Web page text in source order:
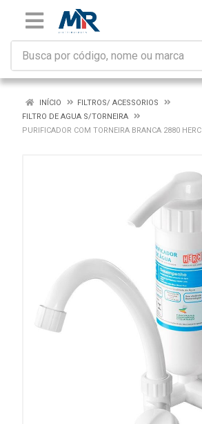
INÍCIO
FILTROS/ ACESSORIOS
FILTRO DE AGUA S/TORNEIRA
PURIFICADOR COM TORNEIRA BRANCA 2880 HERC